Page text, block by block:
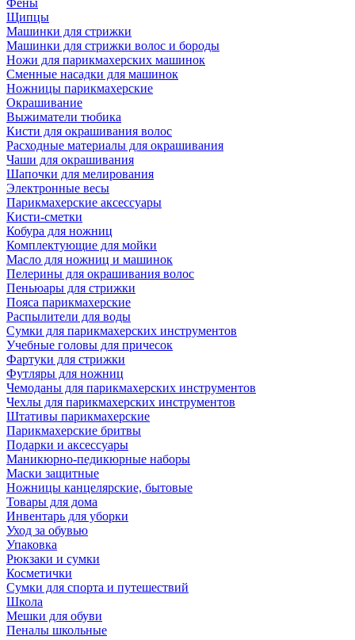
Фены
Щипцы
Машинки для стрижки
Машинки для стрижки волос и бороды
Ножи для парикмахерских машинок
Сменные насадки для машинок
Ножницы парикмахерские
Окрашивание
Выжиматели тюбика
Кисти для окрашивания волос
Расходные материалы для окрашивания
Чаши для окрашивания
Шапочки для мелирования
Электронные весы
Парикмахерские аксессуары
Кисти-сметки
Кобура для ножниц
Комплектующие для мойки
Масло для ножниц и машинок
Пелерины для окрашивания волос
Пеньюары для стрижки
Пояса парикмахерские
Распылители для воды
Сумки для парикмахерских инструментов
Учебные головы для причесок
Фартуки для стрижки
Футляры для ножниц
Чемоданы для парикмахерских инструментов
Чехлы для парикмахерских инструментов
Штативы парикмахерские
Парикмахерские бритвы
Подарки и аксессуары
Маникюрно-педикюрные наборы
Маски защитные
Ножницы канцелярские, бытовые
Товары для дома
Инвентарь для уборки
Уход за обувью
Упаковка
Рюкзаки и сумки
Косметички
Сумки для спорта и путешествий
Школа
Мешки для обуви
Пеналы школьные